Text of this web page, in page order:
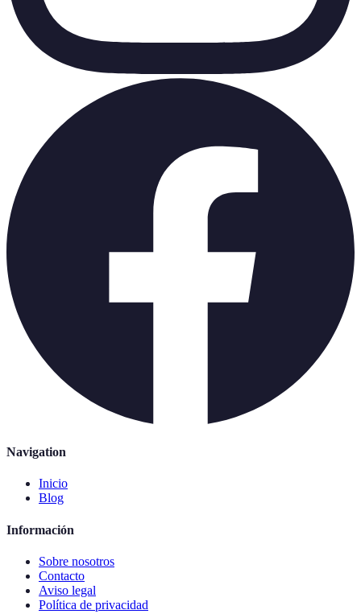
Navigation
Inicio
Blog
Información
Sobre nosotros
Contacto
Aviso legal
Política de privacidad